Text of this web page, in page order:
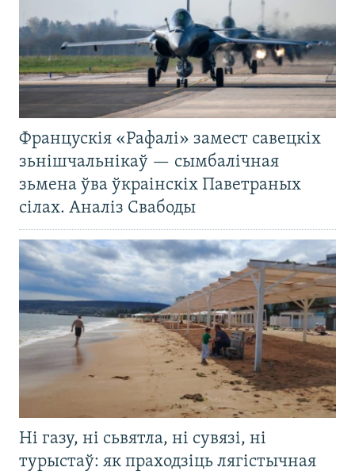
Францускія «Рафалі» замест савецкіх
зьнішчальнікаў — сымбалічная
зьмена ўва ўкраінскіх Паветраных
сілах. Аналіз Свабоды
Ні газу, ні сьвятла, ні сувязі, ні
турыстаў: як праходзіць лягістычная